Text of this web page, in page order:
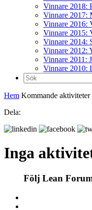
Vinnare 2018:
Vinnare 2017:
Vinnare 2016:
Vinnare 2015:
Vinnare 2014:
Vinnare 2012:
Vinnare 2011:
Vinnare 2010:
Sök
efter:
Hem Kommande aktiviteter
Dela:
Inga
Följ Lean